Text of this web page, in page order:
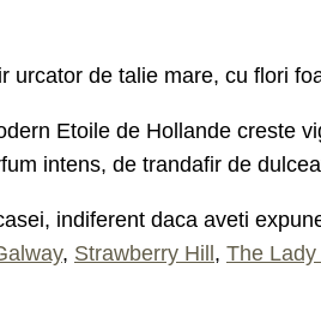
urcator de talie mare, cu flori
Etoile de Hollande creste
intens, de trandafir de
indiferent daca aveti
, Strawberry Hill , The